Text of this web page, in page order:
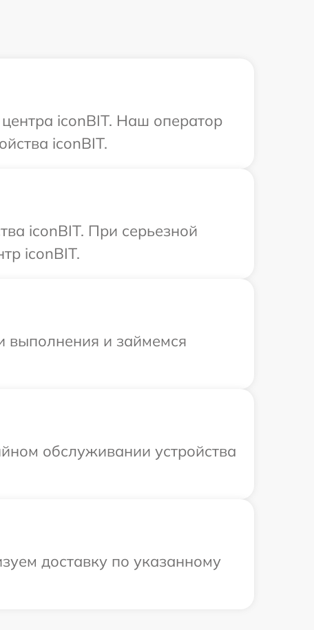
iconBIT. Наш оператор
iconBIT.
iconBIT. При серьезной
iconBIT.
выполнения и займемся
обслуживании устройства
доставку по указанному